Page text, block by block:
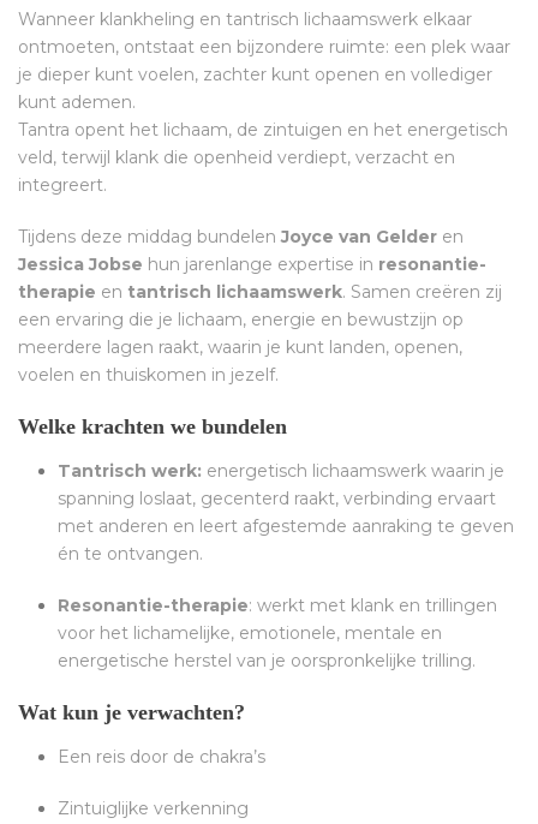
Wanneer klankheling en tantrisch lichaamswerk elkaar
ontmoeten, ontstaat een bijzondere ruimte: een plek waar
je dieper kunt voelen, zachter kunt openen en vollediger
kunt ademen.
Tantra opent het lichaam, de zintuigen en het energetisch
veld, terwijl klank die openheid verdiept, verzacht en
integreert.
Tijdens deze middag bundelenJoyce van Gelder en
Jessica Jobse hun jarenlange expertise in resonantie-
therapie en tantrisch lichaamswerk. Samen creëren zij
een ervaring die je lichaam, energie en bewustzijn op
meerdere lagen raakt, waarin je kunt landen, openen,
voelen en thuiskomen in jezelf.
Welke krachten we bundelen
Tantrisch werk: energetisch lichaamswerk waarin je
spanning loslaat, gecenterd raakt, verbinding ervaart
met anderen en leert afgestemde aanraking te geven
én te ontvangen.
Resonantie-therapie: werkt met klank en trillingen
voor het lichamelijke, emotionele, mentale en
energetische herstel van je oorspronkelijke trilling.
Wat kun je verwachten?
Een reis door de chakra’s
Zintuiglijke verkenning